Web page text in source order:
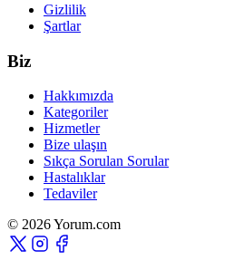
Gizlilik
Şartlar
Biz
Hakkımızda
Kategoriler
Hizmetler
Bize ulaşın
Sıkça Sorulan Sorular
Hastalıklar
Tedaviler
© 2026 Yorum.com